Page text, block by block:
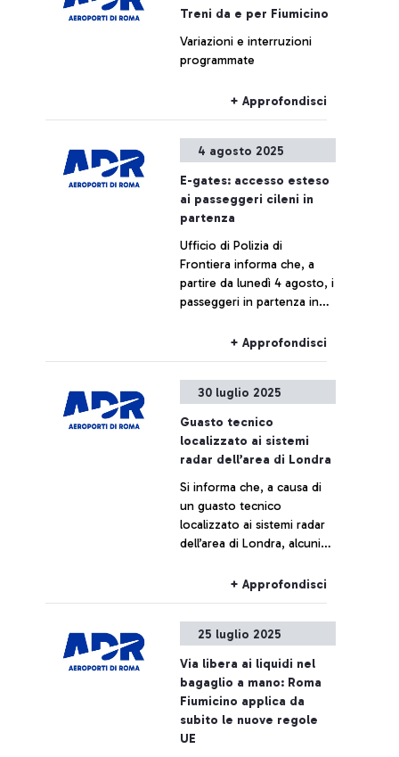
Treni da e per Fiumicino
Variazioni e interruzioni
programmate
+ Approfondisci
4 agosto 2025
E-gates: accesso esteso
ai passeggeri cileni in
partenza
Ufficio di Polizia di
Frontiera informa che, a
partire da lunedì 4 agosto, i
passeggeri in partenza in
cileno potranno utilizzare i
varchi automatici e-gates.
+ Approfondisci
30 luglio 2025
Guasto tecnico
localizzato ai sistemi
radar dell’area di Londra
Si informa che, a causa di
un guasto tecnico
localizzato ai sistemi radar
dell’area di Londra, alcuni
ritardi e/o cancellazioni.
+ Approfondisci
25 luglio 2025
Via libera ai liquidi nel
bagaglio a mano: Roma
Fiumicino applica da
subito le nuove regole
UE